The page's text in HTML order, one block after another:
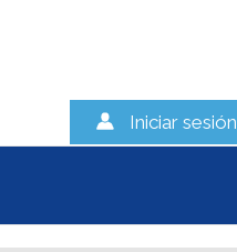
Iniciar sesión